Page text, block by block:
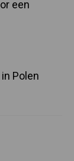
een
Polen